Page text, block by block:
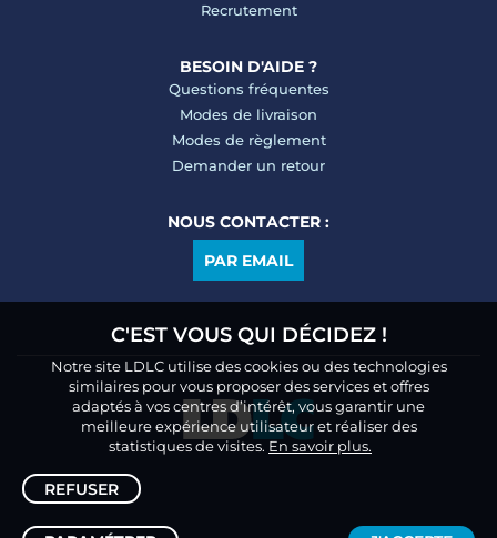
Recrutement
BESOIN D'AIDE ?
Questions fréquentes
Modes de livraison
Modes de règlement
Demander un retour
NOUS CONTACTER :
PAR EMAIL
C'EST VOUS QUI DÉCIDEZ !
Notre site LDLC utilise des cookies ou des technologies
similaires pour vous proposer des services et offres
adaptés à vos centres d’intérêt, vous garantir une
meilleure expérience utilisateur et réaliser des
statistiques de visites. En savoir plus.
REFUSER